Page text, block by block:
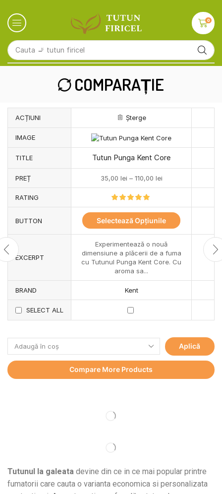
Cauta 🚬 tutun firicel
0
COMPARAȚIE
ACȚIUNI Șterge
IMAGE
TITLE Tutun Punga Kent Core
PREȚ 35,00 lei – 110,00 lei
RATING
BUTTON Selectează Opțiunile
EXCERPT
Experimentează o nouă
dimensiune a plăcerii de a fuma
cu Tutunul Punga Kent Core. Cu
aroma sa...
BRAND Kent
SELECT ALL
Aplică
Compare More Products
Tutunul la galeata devine din ce in ce mai popular printre
fumatorii care cauta o varianta economica si personalizata